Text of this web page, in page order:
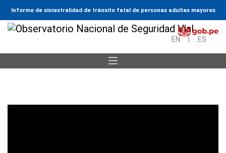
Informe de siniestralidad de tránsito fatal de personas adultas mayores
EN ES